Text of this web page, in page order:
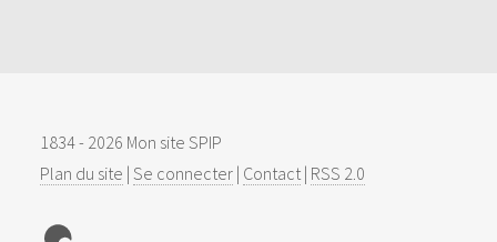
1834 - 2026 Mon site SPIP
Plan du site | Se connecter | Contact | RSS 2.0